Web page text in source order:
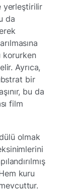
yerleştirilir
da
korurken
Ayrıca,
bir
bu da
film
olmak
kuru